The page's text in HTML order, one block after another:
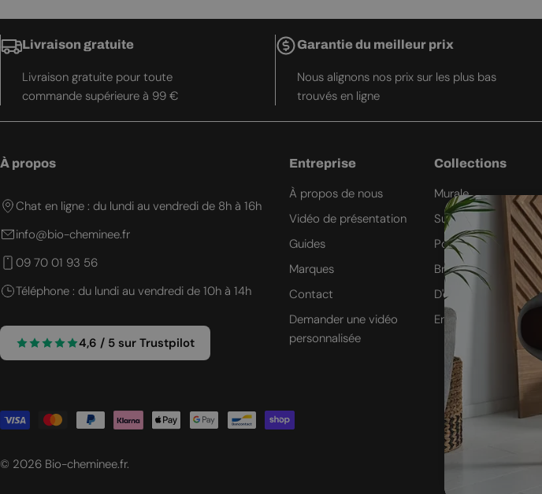
Livraison gratuite
Livraison gratuite pour toute
commande supérieure à 99 €
Garantie du meilleur prix
Nous alignons nos prix sur les plus bas
trouvés en ligne
À propos
Chat en ligne : du lundi au vendredi de 8h à 16h
info@bio-cheminee.fr
09 70 01 93 56
Téléphone : du lundi au vendredi de 10h à 14h
4,6 / 5 sur Trustpilot
Entreprise
À propos de nous
Vidéo de présentation
Guides
Marques
Contact
Demander une vidéo
personnalisée
Collections
Murale
Suspendue
Poêle
Brûleur automatique
D'extérieur
Encastrable
Modes
paiement
© 2026 Bio-cheminee.fr.